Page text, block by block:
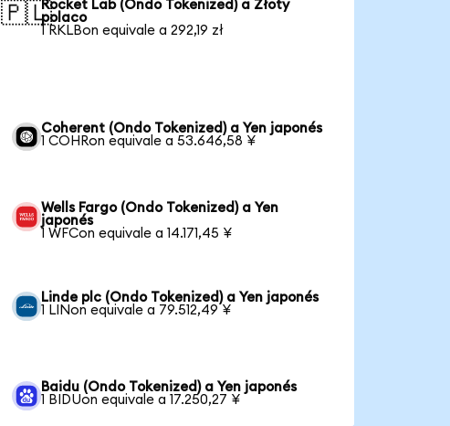
🇵🇱Rocket Lab (Ondo Tokenized) a Złoty
polaco
1 RKLBon equivale a 292,19 zł
Coherent (Ondo Tokenized) a Yen japonés
1 COHRon equivale a 53.646,58 ¥
Wells Fargo (Ondo Tokenized) a Yen
japonés
1 WFCon equivale a 14.171,45 ¥
Linde plc (Ondo Tokenized) a Yen japonés
1 LINon equivale a 79.512,49 ¥
Baidu (Ondo Tokenized) a Yen japonés
1 BIDUon equivale a 17.250,27 ¥